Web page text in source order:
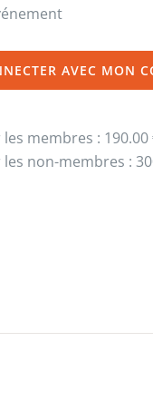
AVEC MON
membres : 190.00
non-membres :